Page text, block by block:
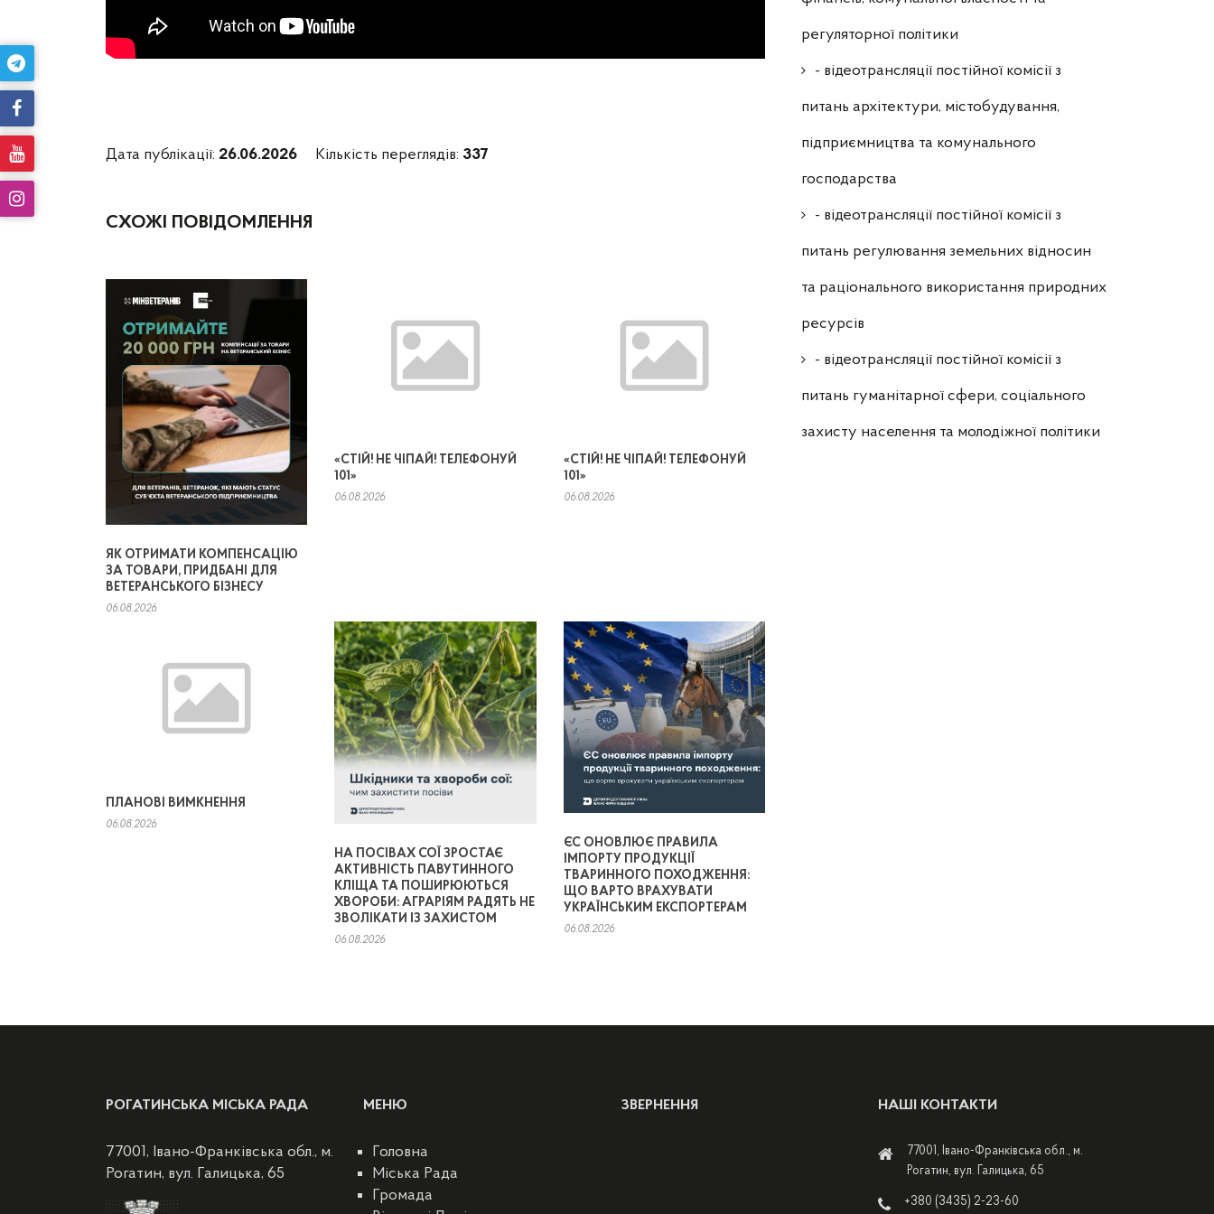
регуляторної політики
- відеотрансляції постійної комісії з
питань архітектури, містобудування,
підприємництва та комунального
господарства
- відеотрансляції постійної комісії з
питань регулювання земельних відносин
та раціонального використання природних
ресурсів
- відеотрансляції постійної комісії з
питань гуманітарної сфери, соціального
захисту населення та молодіжної політики
Дата публікації: 26.06.2026 Кількість переглядів: 337
СХОЖІ ПОВІДОМЛЕННЯ
ЯК ОТРИМАТИ КОМПЕНСАЦІЮ
ЗА ТОВАРИ, ПРИДБАНІ ДЛЯ
ВЕТЕРАНСЬКОГО БІЗНЕСУ
06.08.2026
«СТІЙ! НЕ ЧІПАЙ! ТЕЛЕФОНУЙ
101»
06.08.2026
«СТІЙ! НЕ ЧІПАЙ! ТЕЛЕФОНУЙ
101»
06.08.2026
ПЛАНОВІ ВИМКНЕННЯ
06.08.2026
НА ПОСІВАХ СОЇ ЗРОСТАЄ
АКТИВНІСТЬ ПАВУТИННОГО
КЛІЩА ТА ПОШИРЮЮТЬСЯ
ХВОРОБИ: АГРАРІЯМ РАДЯТЬ НЕ
ЗВОЛІКАТИ ІЗ ЗАХИСТОМ
06.08.2026
ЄС ОНОВЛЮЄ ПРАВИЛА
ІМПОРТУ ПРОДУКЦІЇ
ТВАРИННОГО ПОХОДЖЕННЯ:
ЩО ВАРТО ВРАХУВАТИ
УКРАЇНСЬКИМ ЕКСПОРТЕРАМ
06.08.2026
РОГАТИНСЬКА МІСЬКА РАДА
77001, Івано-Франківська обл., м.
Рогатин, вул. Галицька, 65
МЕНЮ
Головна
Міська Рада
Громада
ЗВЕРНЕННЯ НАШІ КОНТАКТИ
77001, Івано-Франківська обл., м.
Рогатин, вул. Галицька, 65
+380 (3435) 2-23-60